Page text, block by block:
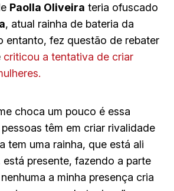
Paolla Oliveira teria ofuscado
, atual rainha de bateria da
entanto, fez questão de rebater
criticou a tentativa de criar
choca um pouco é essa
têm em criar rivalidade
tem uma rainha, que está ali
está presente, fazendo a parte
a minha presença cria